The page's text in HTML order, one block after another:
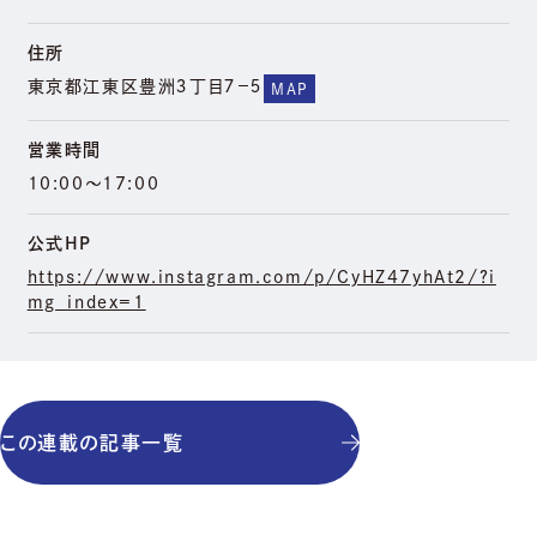
住所
東京都江東区豊洲３丁目７−５
MAP
営業時間
10:00～17:00
公式HP
https://www.instagram.com/p/CyHZ47yhAt2/?i
mg_index=1
この連載の記事一覧